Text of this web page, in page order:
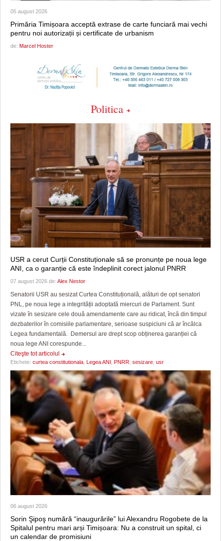
05 august 2026
Primăria Timișoara acceptă extrase de carte funciară mai vechi
pentru noi autorizații și certificate de urbanism
de: Marcel Hoster
Politica
USR a cerut Curții Constituționale să se pronunțe pe noua lege
ANI, ca o garanție că este îndeplinit corect jalonul PNRR
07 august 2026 de: Alex Nestor
Senatorii USR au sesizat Curtea Constituțională, alături de opt senatori
PNL, pe noua lege a integrității adoptată miercuri de Parlament. Sunt
vizate în sesizare cele două amendamente care au ridicat, încă din timpul
dezbaterilor în comisiile parlamentare, serioase suspiciuni că ar încălca
Legea fundamentală. Demersul are drept scop obținerea garanției că
noua lege ANI corespunde...
Citeşte tot articolul
Etichete: curtea constitutionala, Legea ANI , PNRR, sesizare, usr
06 august 2026
Sorin Şipoş numără “inaugurările” lui Alexandru Rogobete de la
Spitalul pentru mari arși Timișoara: Nu a construit un spital, ci
un calendar de promisiuni